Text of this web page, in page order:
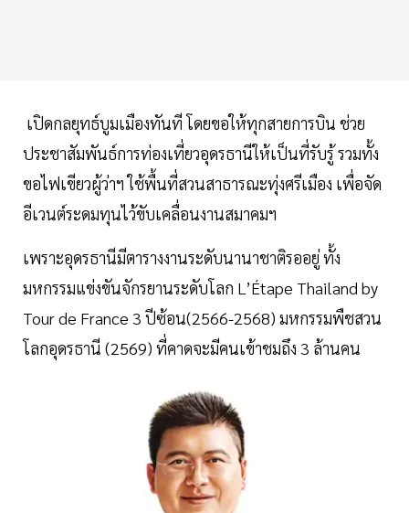
เปิดกลยุทธ์บูมเมืองทันที โดยขอให้ทุกสายการบิน ช่วย
ประชาสัมพันธ์การท่องเที่ยวอุดรธานีให้เป็นที่รับรู้ รวมทั้ง
ขอไฟเขียวผู้ว่าฯ ใช้พื้นที่สวนสาธารณะทุ่งศรีเมือง เพื่อจัด
อีเวนต์ระดมทุนไว้ขับเคลื่อนงานสมาคมฯ
เพราะอุดรธานีมีตารางงานระดับนานาชาติรออยู่ ทั้ง
มหกรรมแข่งขันจักรยานระดับโลก L’Étape Thailand by
Tour de France 3 ปีซ้อน(2566-2568) มหกรรมพืชสวน
โลกอุดรธานี (2569) ที่คาดจะมีคนเข้าชมถึง 3 ล้านคน